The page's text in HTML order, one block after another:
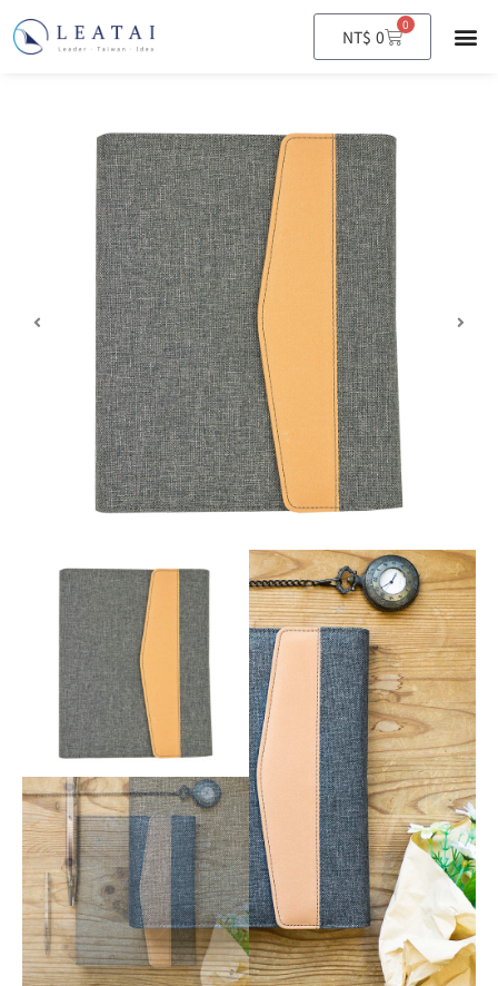
NT$ 0
0
購
物